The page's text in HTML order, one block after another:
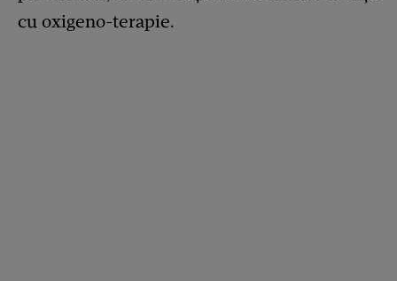
cu oxigeno-terapie.